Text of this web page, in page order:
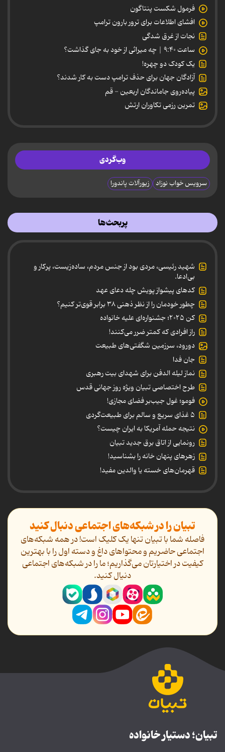
فرمول شکست پنتاگون
افشای اطلاعات برای ترور بارون ترامپ
نجات از غرق شدگی
ساعت ۹:۴۰ | چه میراثی از خود به جای گذاشت؟
یک کودک دو چهره!
آزادگان جهان برای حذف ترامپ دست به کار شدند؟
پیاده‌روی جاماندگان اربعین - قم
تمرین رزمی تکاوران ارتش
وب‌گردی
سرویس خواب نوزاد زیورآلات پاندورا
پربحث‌ها
شهید رئیسی، مردی بود از جنس مردم، ساده‌زیست، پرکار و
بی‌ادعا.
کدهای پیشواز پویش چله دعای عهد
چطور خودمان را از نظر ذهنی ۳۸ برابر قوی‌تر کنیم؟
کن ۲۰۲۵؛ جشنواره‌ای علیه خانواده
راز افرادی که کمتر ضرر می‌کنند!
دورود، سرزمین شگفتی‌های طبیعت
جان فدا
نماز لیله الدفن برای شهدای بیت رهبری
طرح اختصاصی تبیان ویژه روز جهانی قدس
فومو؛ غول جیب‌بر فضای مجازی!
۵ غذای سریع و سالم برای طبیعت‌گردی
نتیجه حمله آمریکا به ایران چیست؟
رونمایی از اتاق برق جدید تبیان
زهرهای پنهان خانه را بشناسید!
قهرمان‌های خسته یا والدین مفید!
تبیان را در شبکه‌های اجتماعی دنبال کنید
فاصله شما با تبیان تنها یک کلیک است! در همه شبکه‌های
اجتماعی حاضریم و محتواهای داغ و دسته اول را با بهترین
کیفیت در اختیارتان می‌گذاریم؛ ما را در شبکه‌های اجتماعی
دنیال کنید.
تبیان؛ دستیار خانواده